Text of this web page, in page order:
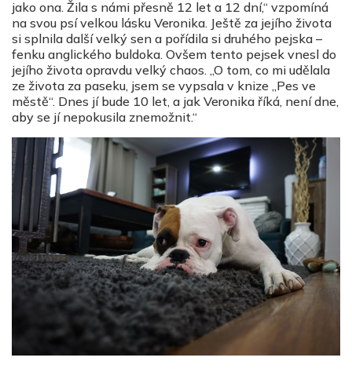
jako ona. Žila s námi přesně 12 let a 12 dní,“ vzpomíná
na svou psí velkou lásku Veronika. Ještě za jejího života
si splnila další velký sen a pořídila si druhého pejska –
fenku anglického buldoka. Ovšem tento pejsek vnesl do
jejího života opravdu velký chaos. „O tom, co mi udělala
ze života za paseku, jsem se vypsala v knize „Pes ve
městě“. Dnes jí bude 10 let, a jak Veronika říká, není dne,
aby se jí nepokusila znemožnit.“